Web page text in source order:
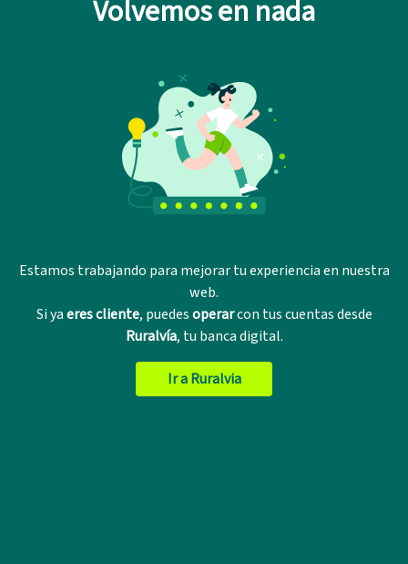
Volvemos en nada
Estamos trabajando para mejorar tu experiencia en nuestra
web.
Si yaeres cliente, puedesoperarcon tus cuentas desde
Ruralvía, tu banca digital.
Ir a Ruralvia